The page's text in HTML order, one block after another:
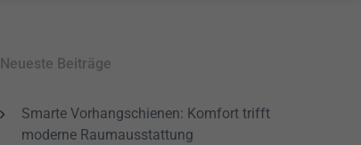
Neueste Beiträge
Smarte Vorhangschienen: Komfort trifft
moderne Raumausstattung